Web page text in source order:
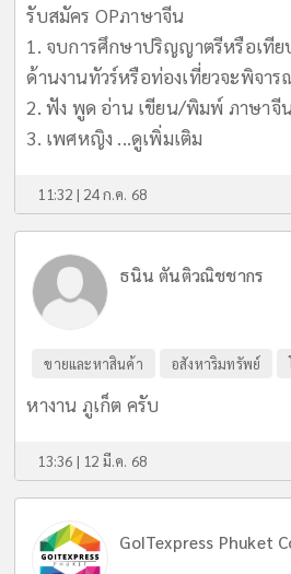
รับสมัคร OPภาษาจีน
1. จบการศึกษาปริญญาตรีหรือเที
ด้านงานทัวร์หรือท่องเที่ยวจะพิจา
2. ฟัง พูด อ่าน เขียน/พิมพ์ ภาษาจี
3. เพศหญิง ...ดูเพิ่มเติม
11:32 | 24 ก.ค. 68
ธนิน ตันติวณิชชากร
ขายและหาสินค้า อสังหาริมทรัพย์
หางาน ภูเก็ต ครับ
13:36 | 12 มี.ค. 68
GoITexpress Phuket